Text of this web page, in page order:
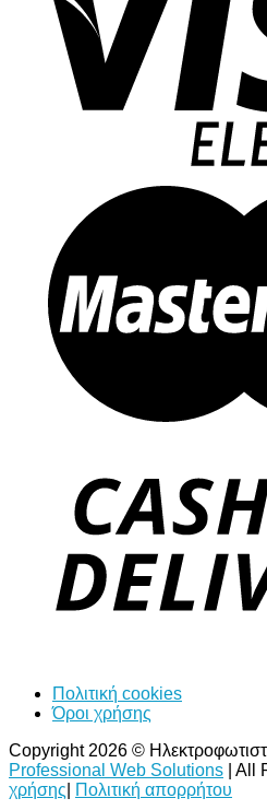
Πολιτική cookies
Όροι χρήσης
Copyright 2026 ©
Professional Web Solutions | All
χρήσης
Πολιτική απορρήτου